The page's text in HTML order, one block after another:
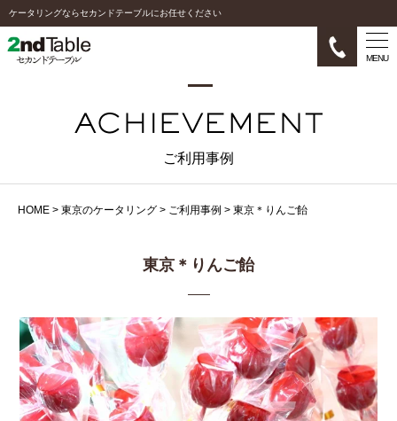
ケータリングならセカンドテーブルにお任せください
MENU
ご利用事例
HOME > 東京のケータリング > ご利用事例 > 東京＊りんご飴
東京＊りんご飴